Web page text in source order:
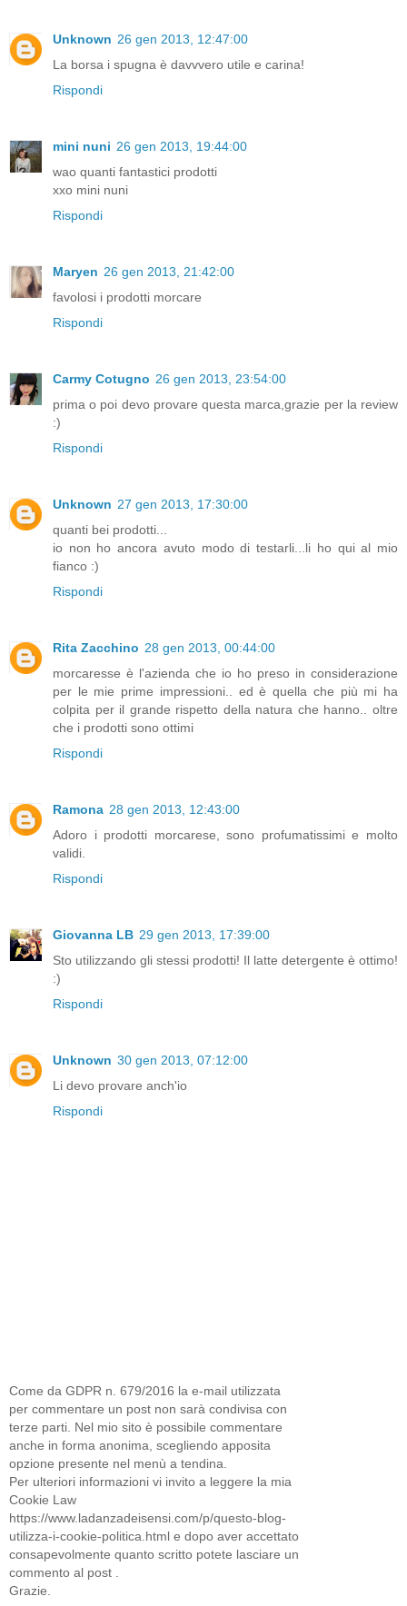
Unknown 26 gen 2013, 12:47:00
La borsa i spugna è davvvero utile e carina!
Rispondi
mini nuni 26 gen 2013, 19:44:00
wao quanti fantastici prodotti
xxo mini nuni
Rispondi
Maryen 26 gen 2013, 21:42:00
favolosi i prodotti morcare
Rispondi
Carmy Cotugno 26 gen 2013, 23:54:00
prima o poi devo provare questa marca,grazie per la review
:)
Rispondi
Unknown 27 gen 2013, 17:30:00
quanti bei prodotti...
io non ho ancora avuto modo di testarli...li ho qui al mio
fianco :)
Rispondi
Rita Zacchino 28 gen 2013, 00:44:00
morcaresse è l'azienda che io ho preso in considerazione
per le mie prime impressioni.. ed è quella che più mi ha
colpita per il grande rispetto della natura che hanno.. oltre
che i prodotti sono ottimi
Rispondi
Ramona 28 gen 2013, 12:43:00
Adoro i prodotti morcarese, sono profumatissimi e molto
validi.
Rispondi
Giovanna LB 29 gen 2013, 17:39:00
Sto utilizzando gli stessi prodotti! Il latte detergente è ottimo!
:)
Rispondi
Unknown 30 gen 2013, 07:12:00
Li devo provare anch'io
Rispondi
Come da GDPR n. 679/2016 la e-mail utilizzata
per commentare un post non sarà condivisa con
terze parti. Nel mio sito è possibile commentare
anche in forma anonima, scegliendo apposita
opzione presente nel menù a tendina.
Per ulteriori informazioni vi invito a leggere la mia
Cookie Law
https://www.ladanzadeisensi.com/p/questo-blog-
utilizza-i-cookie-politica.html e dopo aver accettato
consapevolmente quanto scritto potete lasciare un
commento al post .
Grazie.